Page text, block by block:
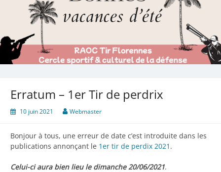
Erratum – 1er Tir de perdrix
10 juin 2021 Webmaster
Bonjour à tous, une erreur de date c’est introduite dans les
publications annonçant le 1er tir de perdix 2021 .
Celui-ci aura bien lieu le dimanche 20/06/2021.